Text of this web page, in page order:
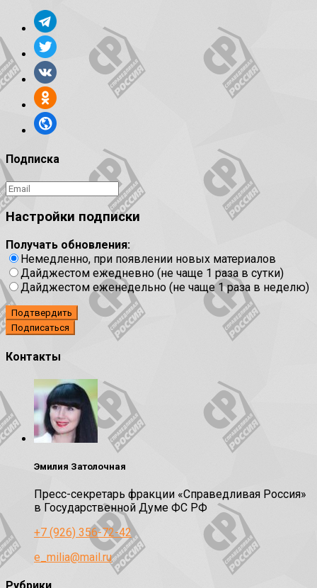
Подписка
Настройки подписки
Получать обновления:
Немедленно, при появлении новых материалов
Дайджестом ежедневно (не чаще 1 раза в сутки)
Дайджестом еженедельно (не чаще 1 раза в неделю)
Подтвердить
Контакты
Эмилия Затолочная
Пресс-секретарь фракции «Справедливая Россия»
в Государственной Думе ФС РФ
+7 (926) 356-72-42
e_milia@mail.ru